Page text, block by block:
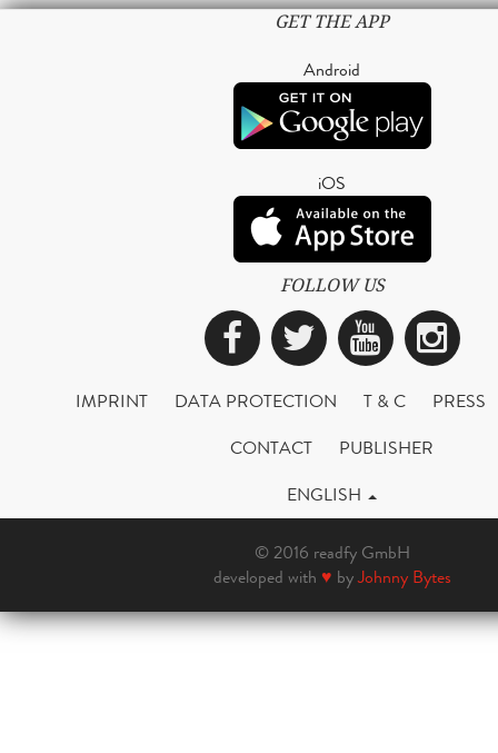
GET THE APP
Android
iOS
FOLLOW US
Facebook
Twitter
IMPRINT DATA PROTECTION T & C
PRESS
CONTACT
PUBLISHER
ENGLISH
© 2016 readfy GmbH
developed with ♥ byJohnny Bytes